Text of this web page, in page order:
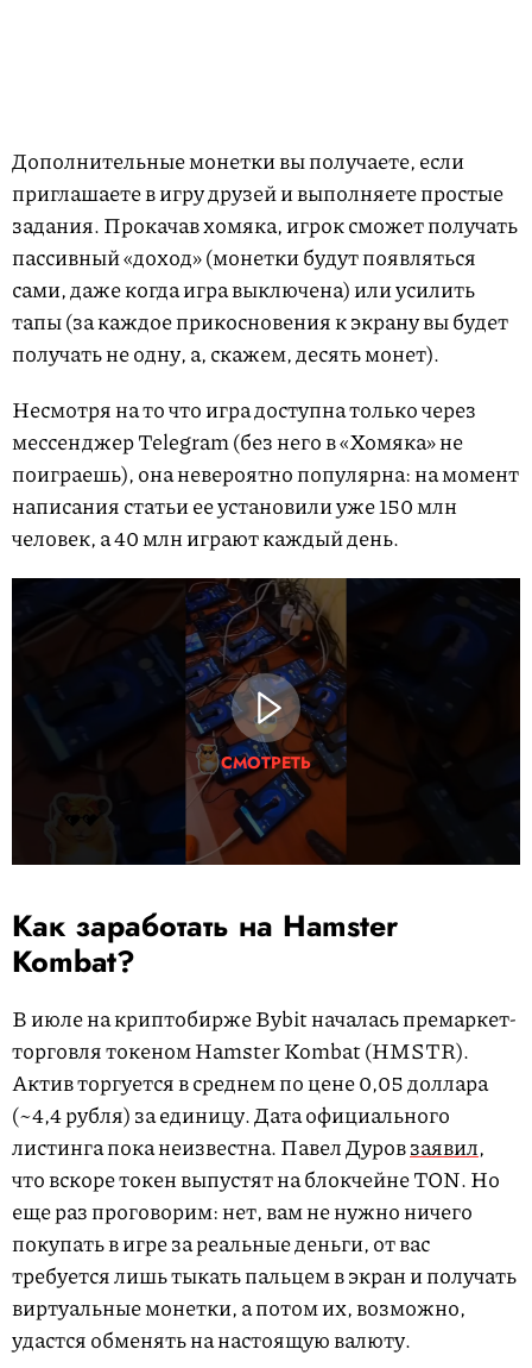
Дополнительные монетки вы получаете, если
приглашаете в игру друзей и выполняете простые
задания. Прокачав хомяка, игрок сможет получать
пассивный «доход» (монетки будут появляться
сами, даже когда игра выключена) или усилить
тапы (за каждое прикосновения к экрану вы будет
получать не одну, а, скажем, десять монет).
Несмотря на то что игра доступна только через
мессенджер Telegram (без него в «Хомяка» не
поиграешь), она невероятно популярна: на момент
написания статьи ее установили уже 150 млн
человек, а 40 млн играют каждый день.
СМОТРЕТЬ
Как заработать на Hamster
Kombat?
В июле на криптобирже Bybit началась премаркет-
торговля токеном Hamster Kombat (HMSTR).
Актив торгуется в среднем по цене 0,05 доллара
(~4,4 рубля) за единицу. Дата официального
листинга пока неизвестна. Павел Дуровзаявил,
что вскоре токен выпустят на блокчейне TON. Но
еще раз проговорим: нет, вам не нужно ничего
покупать в игре за реальные деньги, от вас
требуется лишь тыкать пальцем в экран и получать
виртуальные монетки, а потом их, возможно,
удастся обменять на настоящую валюту.